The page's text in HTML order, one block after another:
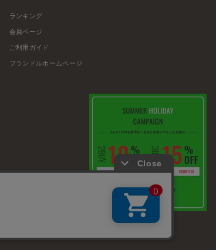
ランキング
会員ページ
ご利用ガイド
フランドルホームページ